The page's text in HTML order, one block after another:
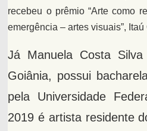
recebeu o prêmio “Arte como
emergência – artes visuais”,
Já Manuela Costa
Goiânia, possui
pela Universidade
2019 é artista residente